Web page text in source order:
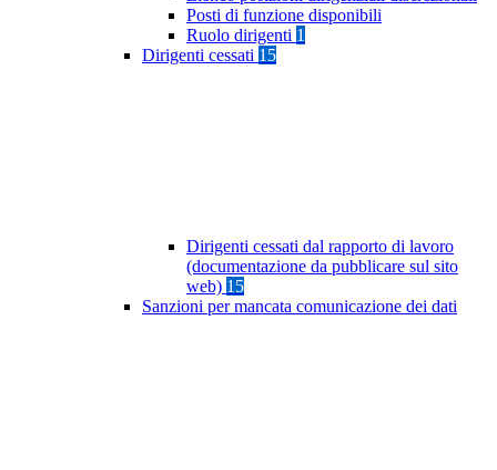
Posti di funzione disponibili
Ruolo dirigenti 1
Dirigenti cessati 15
Dirigenti cessati dal rapporto di lavoro
(documentazione da pubblicare sul sito
web) 15
Sanzioni per mancata comunicazione dei dati